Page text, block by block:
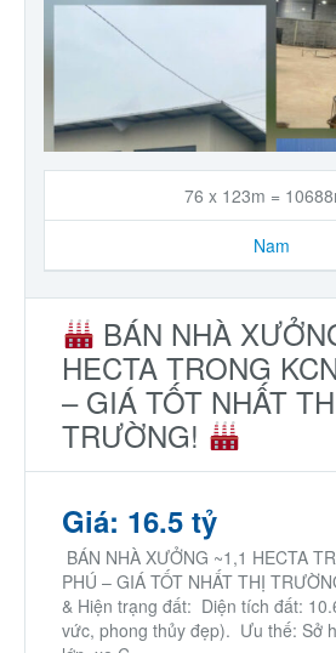
76 x 123m =
Nam
BÁN NHÀ
HECTA TRONG
– GIÁ TỐT NHẤT
TRƯỜNG!
Giá: 16.5 tỷ
BÁN NHÀ XƯỞNG ~1,1 HECTA
PHÚ – GIÁ TỐT NHẤT THỊ
& Hiện trạng đất: ​ Diện tích đất:
vức, phong thủy đẹp). ​ Ưu thế: Sở